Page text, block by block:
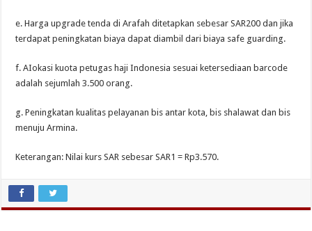
e. Harga upgrade tenda di Arafah ditetapkan sebesar SAR200 dan jika
terdapat peningkatan biaya dapat diambil dari biaya safe guarding.
f. AIokasi kuota petugas haji Indonesia sesuai ketersediaan barcode
adalah sejumlah 3.500 orang.
g. Peningkatan kualitas pelayanan bis antar kota, bis shalawat dan bis
menuju Armina.
Keterangan: Nilai kurs SAR sebesar SAR1 = Rp3.570.